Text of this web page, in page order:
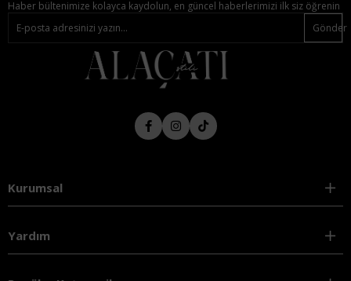
Haber bültenimize kolayca kaydolun, en güncel haberlerimizi ilk siz öğrenin
Gönder
Kurumsal
Yardım